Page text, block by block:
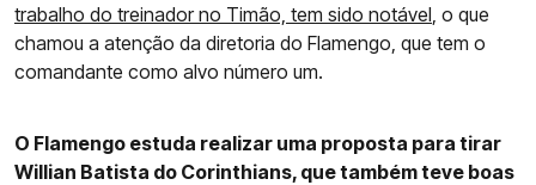
trabalho do treinador no Timão, tem sido notável , o que
chamou a atenção da diretoria do Flamengo, que tem o
comandante como alvo número um.
O Flamengo estuda realizar uma proposta para tirar
Willian Batista do Corinthians, que também teve boas